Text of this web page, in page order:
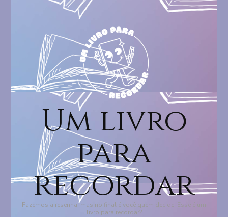
Um livro
para
recordar
Fazemos a resenha, mas no final é você quem decide: Esse é um
livro para recordar?